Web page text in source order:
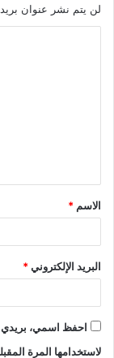
لن يتم نشر عنوان
ق
*
الاسم *
البريد الإلكتروني*
احفظ اسمي، بريدي
لاستخدامها المرة